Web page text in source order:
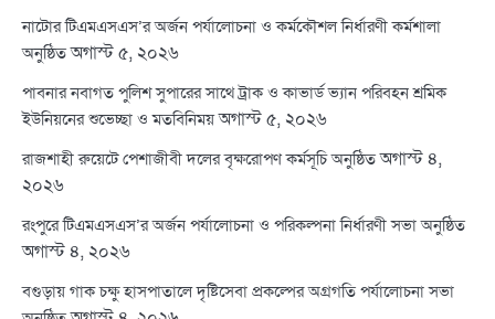
নাটোর টিএমএসএস’র অর্জন পর্যালোচনা ও কর্মকৌশল নির্ধারণী কর্মশালা
অনুষ্ঠিত অগাস্ট ৫, ২০২৬
পাবনার নবাগত পুলিশ সুপারের সাথে ট্রাক ও কাভার্ড ভ্যান পরিবহন শ্রমিক
ইউনিয়নের শুভেচ্ছা ও মতবিনিময় অগাস্ট ৫, ২০২৬
রাজশাহী রুয়েটে পেশাজীবী দলের বৃক্ষরোপণ কর্মসূচি অনুষ্ঠিত অগাস্ট ৪,
২০২৬
রংপুরে টিএমএসএস’র অর্জন পর্যালোচনা ও পরিকল্পনা নির্ধারণী সভা অনুষ্ঠিত
অগাস্ট ৪, ২০২৬
বগুড়ায় গাক চক্ষু হাসপাতালে দৃষ্টিসেবা প্রকল্পের অগ্রগতি পর্যালোচনা সভা